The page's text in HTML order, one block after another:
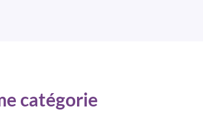
catégorie